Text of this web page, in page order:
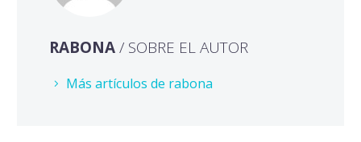
RABONA/ SOBRE EL AUTOR
Más artículos de rabona